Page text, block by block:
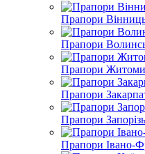
Прапори
Прапори
Прапори
Прапори
Прапори
Прапори Івано-